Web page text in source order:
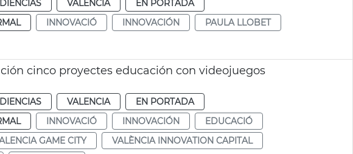
VALENCIA
EN PORTADA
INNOVACIÓ INNOVACIÓN
PAULA LLOBET
cinco proyectes educación con videojuegos
VALENCIA
EN PORTADA
INNOVACIÓ INNOVACIÓN
EDUCACIÓ
GAME CITY
VALÈNCIA INNOVATION CAPITAL